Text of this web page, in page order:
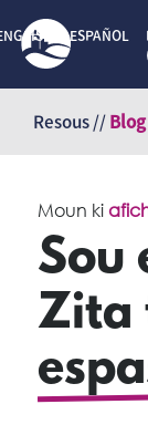
kontni
ESPAÑOL
Resous //Blog
Moun ki
Sou
Zita